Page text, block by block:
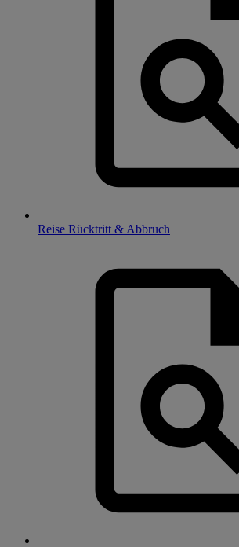
Reise Rücktritt & Abbruch